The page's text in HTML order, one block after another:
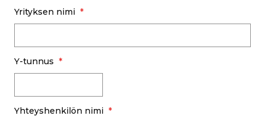
Yrityksen nimi
Y-tunnus
Yhteyshenkilön nimi